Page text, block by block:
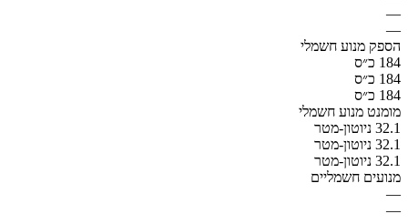
—
—
הספק מנוע חשמלי
184 כ״ס
184 כ״ס
184 כ״ס
מומנט מנוע חשמלי
32.1 ניוטון-מטר
32.1 ניוטון-מטר
32.1 ניוטון-מטר
מנועים חשמליים
—
—